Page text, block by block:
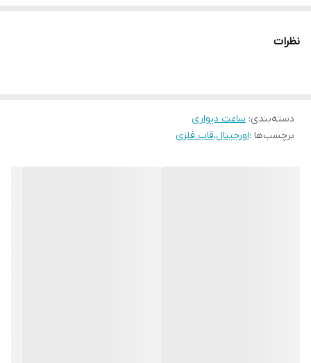
نظرات
دسته‌بندی: ساعت دیواری
برچسب‌ها :اورجینال،قاب فلزی